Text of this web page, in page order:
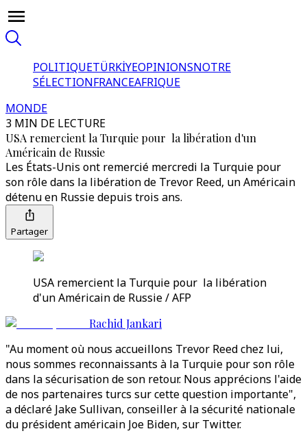
POLITIQUETÜRKİYEOPINIONSNOTRE
SÉLECTIONFRANCEAFRIQUE
MONDE
3 MIN DE LECTURE
USA remercient la Turquie pour la libération d'un
Américain de Russie
Les États-Unis ont remercié mercredi la Turquie pour
son rôle dans la libération de Trevor Reed, un Américain
détenu en Russie depuis trois ans.
Partager
USA remercient la Turquie pour la libération
d'un Américain de Russie / AFP
Rachid Jankari
"Au moment où nous accueillons Trevor Reed chez lui,
nous sommes reconnaissants à la Turquie pour son rôle
dans la sécurisation de son retour. Nous apprécions l'aide
de nos partenaires turcs sur cette question importante",
a déclaré Jake Sullivan, conseiller à la sécurité nationale
du président américain Joe Biden, sur Twitter.